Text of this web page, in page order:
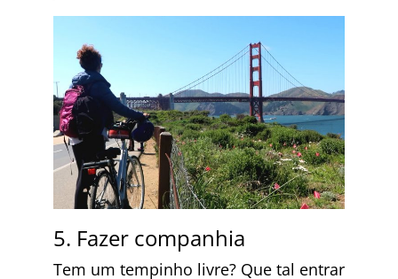
5. Fazer companhia
Tem um tempinho livre? Que tal entrar